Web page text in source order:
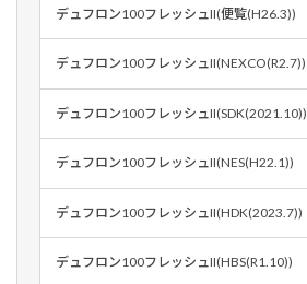
デュフロン100フレッシュII(便覧(H26.3))
デュフロン100フレッシュII(NEXCO(R2.7))
デュフロン100フレッシュII(SDK(2021.10))
デュフロン100フレッシュII(NES(H22.1))
デュフロン100フレッシュII(HDK(2023.7))
デュフロン100フレッシュII(HBS(R1.10))